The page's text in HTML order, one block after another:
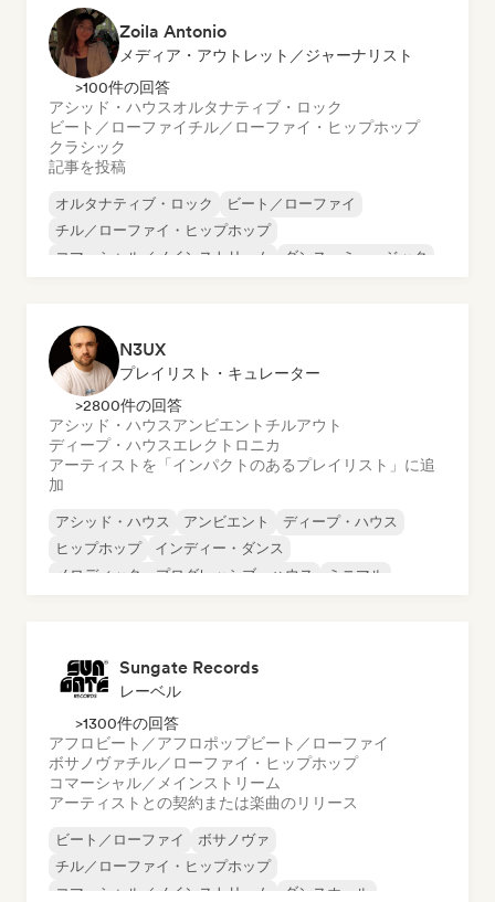
Zoila Antonio
メディア・アウトレット／ジャーナリスト
>100件の回答
アシッド・ハウスオルタナティブ・ロック
ビート／ローファイチル／ローファイ・ヒップホップ
クラシック
記事を投稿
オルタナティブ・ロック
ビート／ローファイ
チル／ローファイ・ヒップホップ
コマーシャル／メインストリーム
ダンス・ミュージック
N3UX
プレイリスト・キュレーター
>2800件の回答
アシッド・ハウスアンビエント チルアウト
ディープ・ハウスエレクトロニカ
アーティストを「インパクトのあるプレイリスト」に追
加
アシッド・ハウス アンビエント
ディープ・ハウス
ヒップホップ
インディー・ダンス
メロディック・プログレッシブ・ハウス
ミニマル
Sungate Records
レーベル
>1300件の回答
アフロビート／アフロポップビート／ローファイ
ボサノヴァチル／ローファイ・ヒップホップ
コマーシャル／メインストリーム
アーティストとの契約または楽曲のリリース
ビート／ローファイ
ボサノヴァ
チル／ローファイ・ヒップホップ
コマーシャル／メインストリーム
ダンスホール